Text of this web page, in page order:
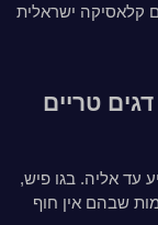
קלאסיקה ישראלית
טריים
עד אליה. בגו פיש,
שבהם אין חוף